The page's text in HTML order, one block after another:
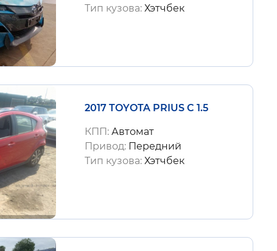
Тип кузова: Хэтчбек
2017 TOYOTA PRIUS C 1.5
КПП: Автомат
Привод: Передний
Тип кузова: Хэтчбек